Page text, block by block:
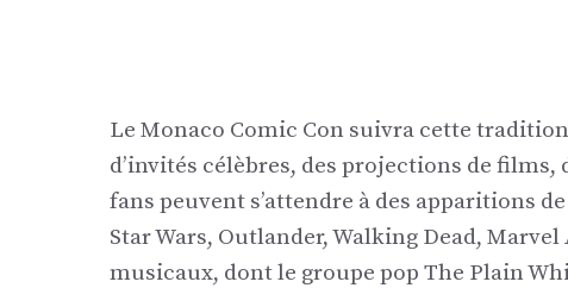
Le Monaco Comic Con suivra cette
d’invités célèbres, des projections de
fans peuvent s’attendre à des apparitions
Star Wars, Outlander, Walking Dead,
musicaux, dont le groupe pop The Plain